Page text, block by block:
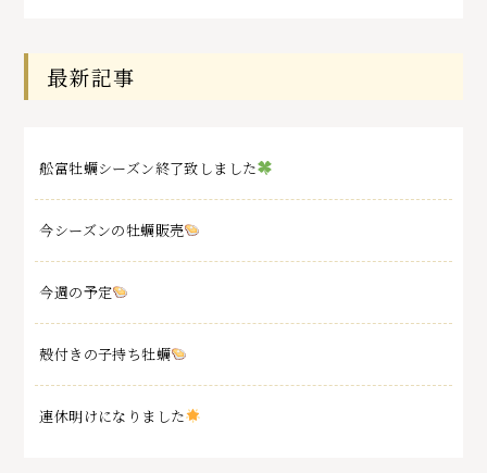
最新記事
舩富牡蠣シーズン終了致しました
今シーズンの牡蠣販売
今週の予定
殻付きの子持ち牡蠣
連休明けになりました